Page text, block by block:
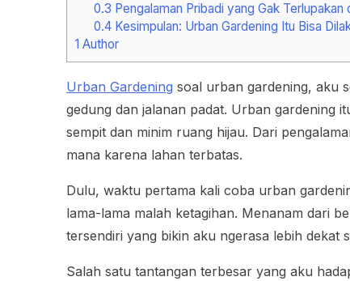
0.3 Pengalaman Pribadi yang Gak Terlupakan
0.4Kesimpulan: Urban Gardening Itu Bisa
1 Author
Urban Gardening soal urban gardening, aku
gedung dan jalanan padat. Urban gardening
sempit dan minim ruang hijau. Dari
mana karena lahan terbatas.
Dulu, waktu pertama kali coba urban
lama-lama malah ketagihan. Menanam dari
tersendiri yang bikin aku ngerasa lebih dekat
Salah satu tantangan terbesar yang aku